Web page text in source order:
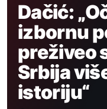
Dačić:
izbornu
preživeo
Srbija
istoriju“